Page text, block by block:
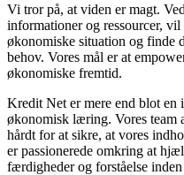
Vi tror på, at viden er magt.
informationer og ressourcer,
økonomiske situation og finde
behov. Vores mål er at
økonomiske fremtid.
Kredit Net er mere end blot
økonomisk læring. Vores team
hårdt for at sikre, at vores
er passionerede omkring at
færdigheder og forståelse